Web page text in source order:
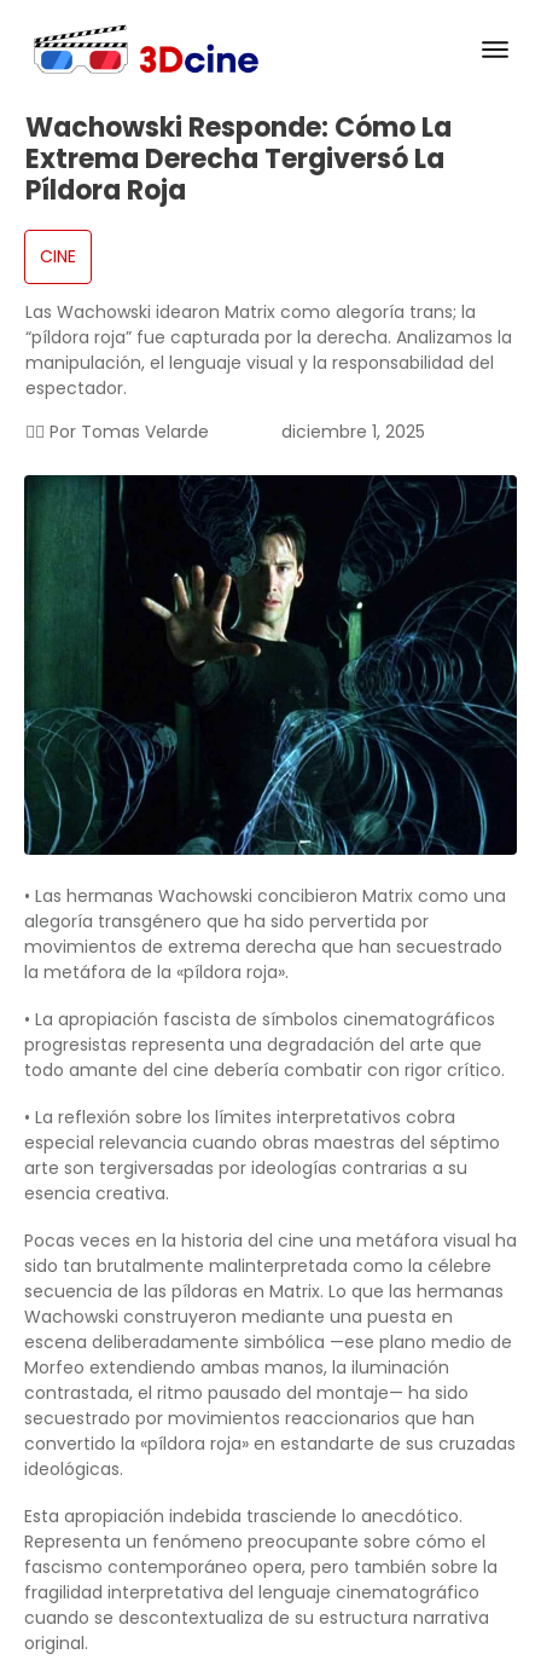
Wachowski Responde: Cómo La
Extrema Derecha Tergiversó La
Píldora Roja
CINE
Las Wachowski idearon Matrix como alegoría trans; la
“píldora roja” fue capturada por la derecha. Analizamos la
manipulación, el lenguaje visual y la responsabilidad del
espectador.
✍🏻 Por Tomas Velarde diciembre 1, 2025
• Las hermanas Wachowski concibieron Matrix como una
alegoría transgénero que ha sido pervertida por
movimientos de extrema derecha que han secuestrado
la metáfora de la «píldora roja».
• La apropiación fascista de símbolos cinematográficos
progresistas representa una degradación del arte que
todo amante del cine debería combatir con rigor crítico.
• La reflexión sobre los límites interpretativos cobra
especial relevancia cuando obras maestras del séptimo
arte son tergiversadas por ideologías contrarias a su
esencia creativa.
Pocas veces en la historia del cine una metáfora visual ha
sido tan brutalmente malinterpretada como la célebre
secuencia de las píldoras en Matrix. Lo que las hermanas
Wachowski construyeron mediante una puesta en
escena deliberadamente simbólica —ese plano medio de
Morfeo extendiendo ambas manos, la iluminación
contrastada, el ritmo pausado del montaje— ha sido
secuestrado por movimientos reaccionarios que han
convertido la «píldora roja» en estandarte de sus cruzadas
ideológicas.
Esta apropiación indebida trasciende lo anecdótico.
Representa un fenómeno preocupante sobre cómo el
fascismo contemporáneo opera, pero también sobre la
fragilidad interpretativa del lenguaje cinematográfico
cuando se descontextualiza de su estructura narrativa
original.